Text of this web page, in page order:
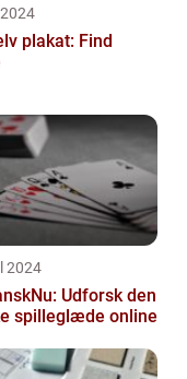
plakat: Find
2024
Udforsk den
spilleglæde online